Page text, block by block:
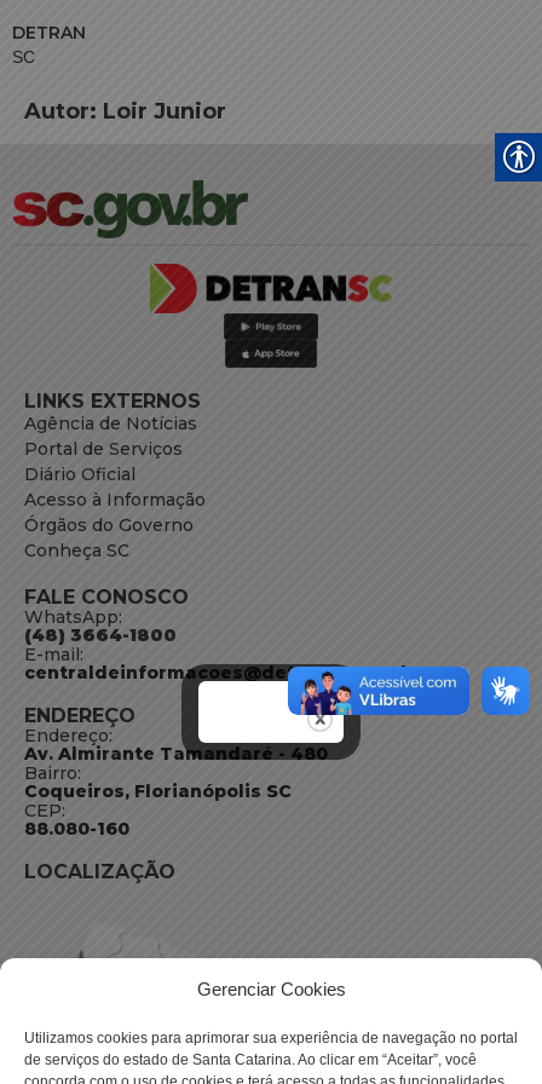
Gerenciar Cookies
Utilizamos cookies para aprimorar sua experiência de navegação no portal
de serviços do estado de Santa Catarina. Ao clicar em “Aceitar”, você
DETRAN
SC
Autor: Loir Junior
LINKS EXTERNOS
Agência de Notícias
Portal de Serviços
Diário Oficial
Acesso à Informação
Órgãos do Governo
Conheça SC
FALE CONOSCO
WhatsApp:
(48) 3664-1800
E-mail:
centraldeinformacoes@detran.sc.gov.br
ENDEREÇO
Endereço:
Av. Almirante Tamandaré - 480
Bairro:
Coqueiros, Florianópolis SC
CEP:
88.080-160
LOCALIZAÇÃO